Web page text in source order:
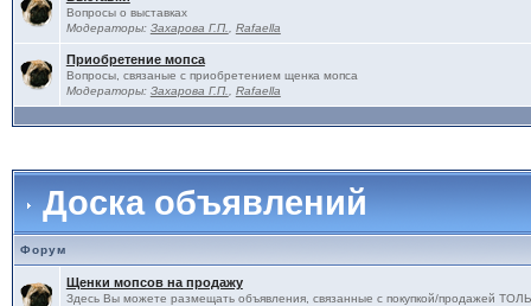
Вопросы о выставках
Модераторы: Захарова Г.П. Rafaella
Приобретение мопса
Вопросы, связаные с приобретением щенка мопса
Модераторы: Захарова Г.П. Rafaella
Доска объявлений
Форум
Щенки мопсов на продажу
Здесь Вы можете размещать объявления, связанные с покупкой/продажей